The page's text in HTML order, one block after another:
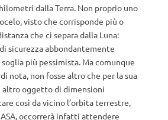
dalla Terra. Non proprio uno
visto che corrisponde più o
che ci separa dalla Luna:
sicurezza abbondantemente
più pessimista. Ma comunque
nota, non fosse altro che per la sua
altro oggetto di dimensioni
così da vicino l’orbita terrestre,
occorrerà infatti attendere